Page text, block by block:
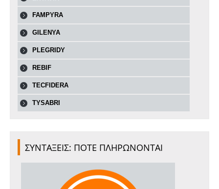
FAMPYRA
GILENYA
PLEGRIDY
REBIF
TECFIDERA
TYSABRI
ΣΥΝΤΑΞΕΙΣ: ΠΟΤΕ ΠΛΗΡΩΝΟΝΤΑΙ